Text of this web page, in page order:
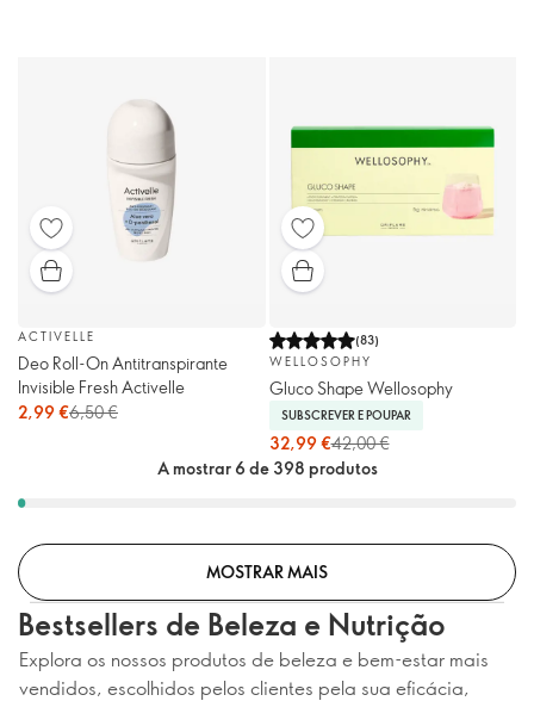
ACTIVELLE
Deo Roll-On Antitranspirante
Invisible Fresh Activelle
2,99 €6,50 €
(83)
WELLOSOPHY
Gluco Shape Wellosophy
SUBSCREVER E POUPAR
32,99 €42,00 €
A mostrar 6 de 398 produtos
MOSTRAR MAIS
Bestsellers de Beleza e Nutrição
Explora os nossos produtos de beleza e bem-estar mais
vendidos, escolhidos pelos clientes pela sua eficácia,